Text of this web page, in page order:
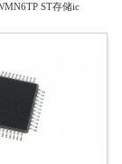
ST存储ic